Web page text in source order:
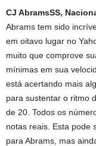
CJ AbramsSS,
Abrams tem sido
em oitavo lugar no
muito que comprove
mínimas em sua
está acertando mais
para sustentar o ritmo
de 20. Todos os
notas reais. Esta pode
para Abrams, mas